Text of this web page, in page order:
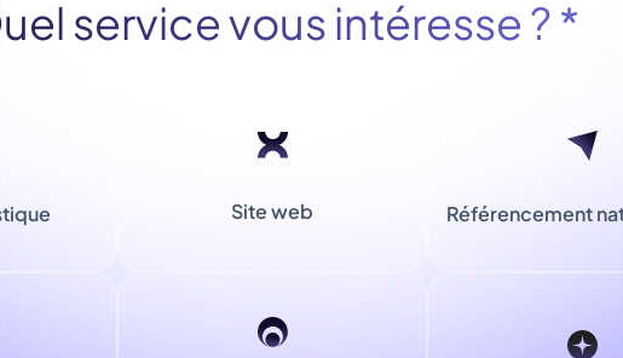
service vous intéresse ? *
Site web Référencement